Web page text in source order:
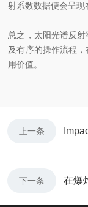
射系数数据便会呈现
总之，太阳光谱反
及有序的操作流程
用价值。
上一条
下一条 在爆